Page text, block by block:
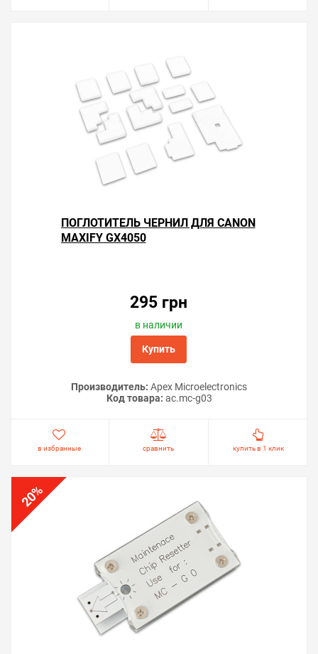
ПОГЛОТИТЕЛЬ ЧЕРНИЛ ДЛЯ CANON
MAXIFY GX4050
295 грн
в наличии
Купить
Производитель: Apex Microelectronics
Код товара: ac.mc-g03
в избранные сравнить купить в 1 клик
20
%